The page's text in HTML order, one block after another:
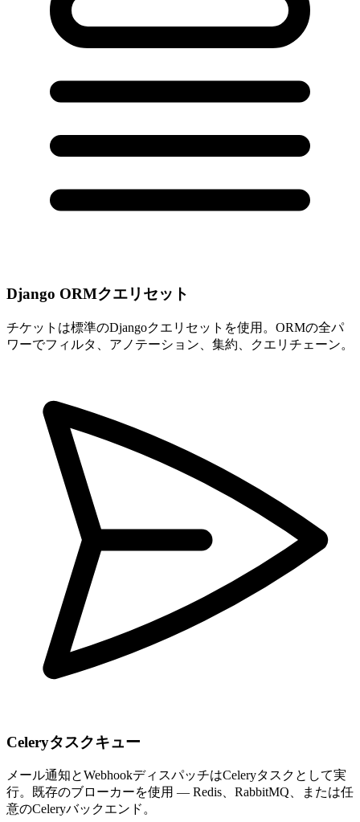
Django ORMクエリセット
チケットは標準のDjangoクエリセットを使用。ORMの全パ
ワーでフィルタ、アノテーション、集約、クエリチェーン。
Celeryタスクキュー
メール通知とWebhookディスパッチはCeleryタスクとして実
行。既存のブローカーを使用 — Redis、RabbitMQ、または任
意のCeleryバックエンド。